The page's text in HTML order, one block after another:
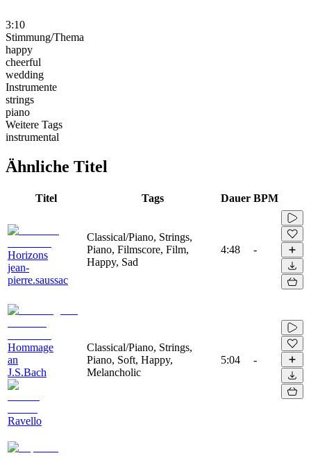
3:10
Stimmung/Thema
happy
cheerful
wedding
Instrumente
strings
piano
Weitere Tags
instrumental
Ähnliche Titel
Titel Tags Dauer BPM
Horizons
jean-
pierre.saussac
Classical/Piano, Strings,
Piano, Filmscore, Film,
Happy, Sad
4:48 -
Hommage
an
J.S.Bach
Ravello
Classical/Piano, Strings,
Piano, Soft, Happy,
Melancholic
5:04 -